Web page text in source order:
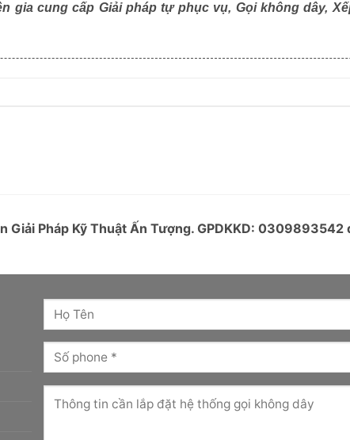
gia cung cấp Giải pháp tự phục vụ, Gọi không dây,
Giải Pháp Kỹ Thuật Ấn Tượng. GPDKKD: